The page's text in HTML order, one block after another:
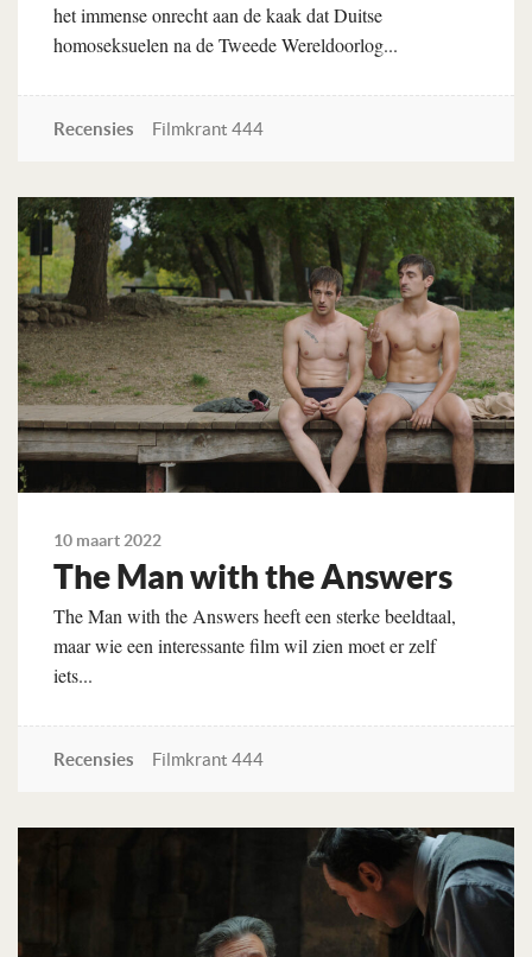
het immense onrecht aan de kaak dat Duitse
homoseksuelen na de Tweede Wereldoorlog...
Recensies Filmkrant 444
Lees verder
10 maart 2022
The Man with the Answers
The Man with the Answers heeft een sterke beeldtaal,
maar wie een interessante film wil zien moet er zelf
iets...
Recensies Filmkrant 444
Lees verder